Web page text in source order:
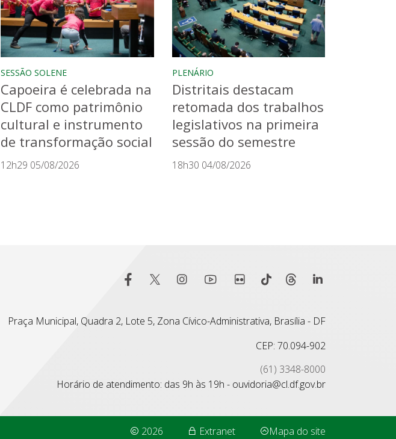
SESSÃO SOLENE
Capoeira é celebrada na
CLDF como patrimônio
cultural e instrumento
de transformação social
12h29 05/08/2026
PLENÁRIO
Distritais destacam
retomada dos trabalhos
legislativos na primeira
sessão do semestre
18h30 04/08/2026
Praça Municipal, Quadra 2, Lote 5, Zona Cívico-Administrativa, Brasília - DF
CEP: 70.094-902
(61) 3348-8000
Horário de atendimento: das 9h às 19h - ouvidoria@cl.df.gov.br
2026 Extranet Mapa do site